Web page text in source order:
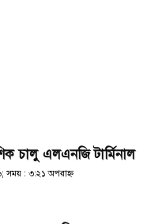
চালু এলএনজি টার্মিনাল
সময় : ৩:২১ অপরাহ্ণ